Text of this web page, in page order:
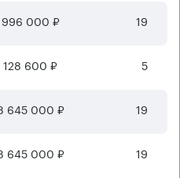
996 000 ₽ 19
600 ₽ 5
645 000 ₽ 19
645 000 ₽ 19